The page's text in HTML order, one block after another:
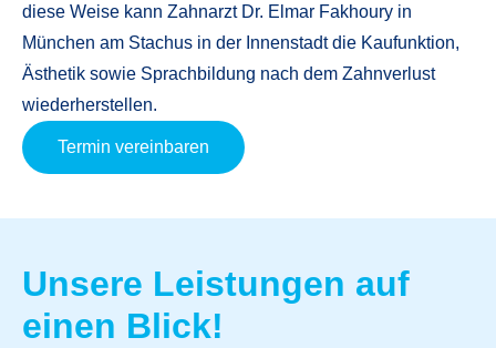
diese Weise kann Zahnarzt Dr. Elmar Fakhoury in
München am Stachus in der Innenstadt die Kaufunktion,
Ästhetik sowie Sprachbildung nach dem Zahnverlust
wiederherstellen.
Termin vereinbaren
Unsere Leistungen auf
einen Blick!